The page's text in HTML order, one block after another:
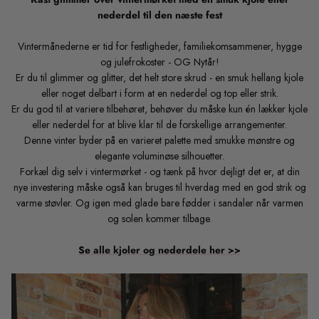
La Rouge
Lollys Laundry
Luna Moon Clothing
Luna Moon Tasker
Maison Hotel
Notyz
Blazers, jakker og frakker
Skind og Ruskind
Bæredygtige, recycled og økologiske
styles
Accessories
Shop efter FARVER
Gavekort
Om Acorns
Acorns Rabatkode
Miljøpolitik
Tips om vask af tøj
Undgå fejlkøb på nettet
Størrelsesguider
nederdel til den næste fest
Vintermånederne er tid for festligheder, familiekomsammener, hygge
og julefrokoster - OG Nytår!
Er du til glimmer og glitter, det helt store skrud - en smuk hellang kjole
eller noget delbart i form at en nederdel og top eller strik.
Er du god til at variere tilbehøret, behøver du måske kun én lækker kjole
eller nederdel for at blive klar til de forskellige arrangementer.
Denne vinter byder på en varieret palette med smukke mønstre og
elegante voluminøse silhouetter.
Forkæl dig selv i vintermørket - og tænk på hvor dejligt det er, at din
nye investering måske også kan bruges til hverdag med en god strik og
varme støvler. Og igen med glade bare fødder i sandaler når varmen
og solen kommer tilbage.
Se alle kjoler og nederdele her >>